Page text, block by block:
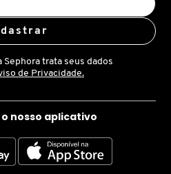
trata seus dados
de Privacidade.
nosso aplicativo